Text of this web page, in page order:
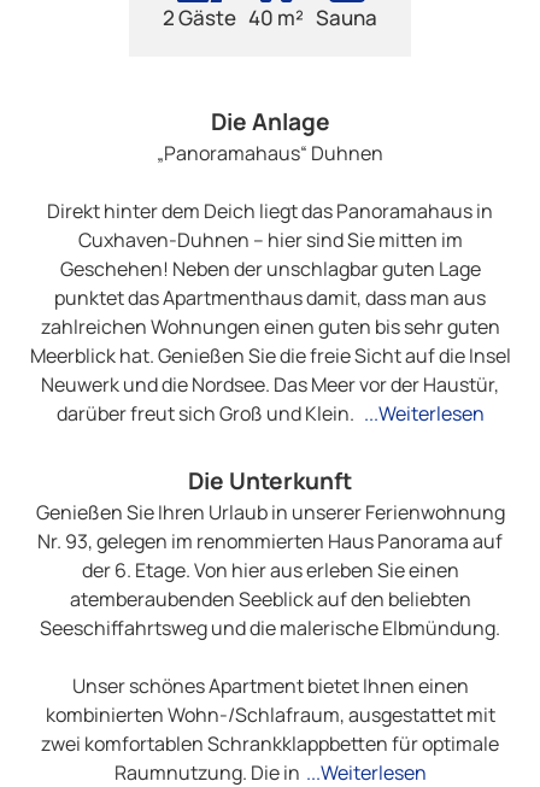
2 Gäste 40 m² Sauna
Die Anlage
„Panoramahaus“ Duhnen
Direkt hinter dem Deich liegt das Panoramahaus in
Cuxhaven-Duhnen – hier sind Sie mitten im
Geschehen! Neben der unschlagbar guten Lage
punktet das Apartmenthaus damit, dass man aus
zahlreichen Wohnungen einen guten bis sehr guten
Meerblick hat. Genießen Sie die freie Sicht auf die Insel
Neuwerk und die Nordsee. Das Meer vor der Haustür,
darüber freut sich Groß und Klein. ...Weiterlesen
Die Unterkunft
Genießen Sie Ihren Urlaub in unserer Ferienwohnung
Nr. 93, gelegen im renommierten Haus Panorama auf
der 6. Etage. Von hier aus erleben Sie einen
atemberaubenden Seeblick auf den beliebten
Seeschiffahrtsweg und die malerische Elbmündung.
Unser schönes Apartment bietet Ihnen einen
kombinierten Wohn-/Schlafraum, ausgestattet mit
zwei komfortablen Schrankklappbetten für optimale
Raumnutzung. Die in ...Weiterlesen